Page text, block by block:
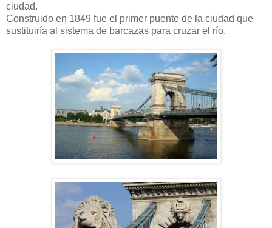
ciudad.
Construido en 1849 fue el primer puente de la ciudad que
sustituiría al sistema de barcazas para cruzar el río.